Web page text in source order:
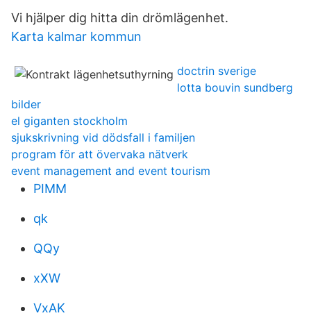
Vi hjälper dig hitta din drömlägenhet.
Karta kalmar kommun
doctrin sverige
lotta bouvin sundberg
bilder
el giganten stockholm
sjukskrivning vid dödsfall i familjen
program för att övervaka nätverk
event management and event tourism
PIMM
qk
QQy
xXW
VxAK